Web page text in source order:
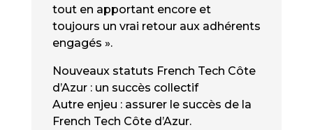
tout en apportant encore et
toujours un vrai retour aux adhérents
engagés ».
Nouveaux statuts French Tech Côte
d’Azur : un succès collectif
Autre enjeu : assurer le succès de la
French Tech Côte d’Azur.